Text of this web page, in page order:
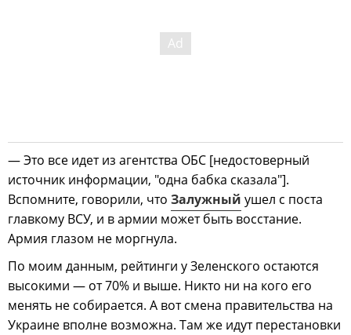
— Это все идет из агентства ОБС [недостоверный
источник информации, "одна бабка сказала"].
Вспомните, говорили, что Залужный ушел с поста
главкому ВСУ, и в армии может быть восстание.
Армия глазом не моргнула.
По моим данным, рейтинги у Зеленского остаются
высокими — от 70% и выше. Никто ни на кого его
менять не собирается. А вот смена правительства на
Украине вполне возможна. Там же идут перестановки